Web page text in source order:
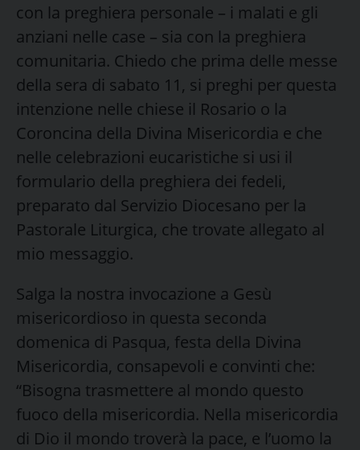
con la preghiera personale – i malati e gli
anziani nelle case – sia con la preghiera
comunitaria. Chiedo che prima delle messe
della sera di sabato 11, si preghi per questa
intenzione nelle chiese il Rosario o la
Coroncina della Divina Misericordia e che
nelle celebrazioni eucaristiche si usi il
formulario della preghiera dei fedeli,
preparato dal Servizio Diocesano per la
Pastorale Liturgica, che trovate allegato al
mio messaggio.
Salga la nostra invocazione a Gesù
misericordioso in questa seconda
domenica di Pasqua, festa della Divina
Misericordia, consapevoli e convinti che:
“Bisogna trasmettere al mondo questo
fuoco della misericordia. Nella misericordia
di Dio il mondo troverà la pace, e l’uomo la